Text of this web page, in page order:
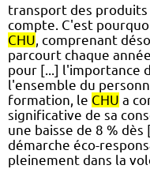
transport des produits
compte. C'est
CHU, comprenant
parcourt chaque
pour [...] l'importance
l'ensemble du
formation, le CHU a
significative de sa
une baisse de 8 %
démarche éco-
pleinement dans la